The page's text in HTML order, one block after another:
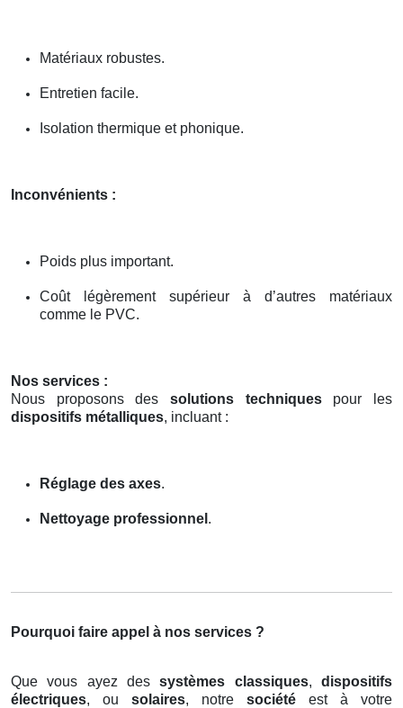
Matériaux robustes.
Entretien facile.
Isolation thermique et phonique.
Inconvénients :
Poids plus important.
Coût légèrement supérieur à d’autres matériaux
comme le PVC.
Nos services :
Nous proposons des solutions techniquespour les
dispositifs métalliques, incluant :
Réglage des axes.
Nettoyage professionnel .
Pourquoi faire appel à nos services ?
Que vous ayez dessystèmes classiques,dispositifs
électriques, ou solaires, notre société est à votre